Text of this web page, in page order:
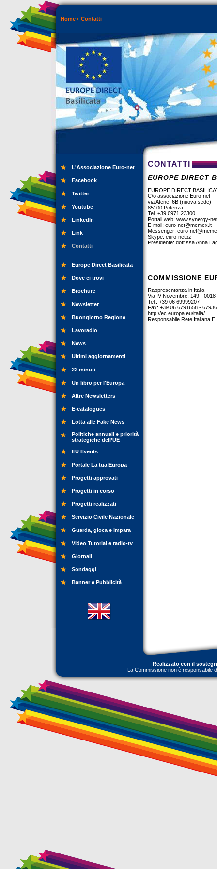
Home Contatti
L'Associazione Euro-net
Facebook
Twitter
Youtube
LinkedIn
Link
Contatti
Europe Direct Basilicata
Dove ci trovi
Brochure
Newsletter
Buongiorno Regione
Lavoradio
News
Ultimi aggiornamenti
22 minuti
Un libro per l'Europa
Altre Newsletters
E-catalogues
Lotta alle Fake News
Politiche annuali e priorità
strategiche dell’UE
EU Events
Portale La tua Europa
Progetti approvati
Progetti in corso
Progetti realizzati
Servizio Civile Nazionale
Guarda, gioca e impara
Video Tutorial e radio-tv
Giornali
Sondaggi
Banner e Pubblicità
CONTATTI
EUROPE DIRECT
EUROPE DIRECT
C/o associazione Euro-net
via Atene, 6B (nuova sede)
85100 Potenza
Tel. +39.0971.23300
Portali web: www.synergy-
E-mail: euro-net@memex.it
Messenger: euro-
Skype: euro-netpz
Presidente: dott.ssa Anna
COMMISSIONE
Rappresentanza in Italia
Via IV Novembre, 149 -
Tel.: +39 06 69999207
Fax: +39 06 6791658 -
http://ec.europa.eu/italia/
Responsabile Rete Italiana
Realizzato con il
La Commissione non è responsabile